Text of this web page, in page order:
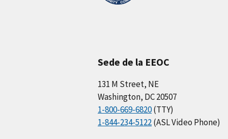
Sede de la EEOC
131 M Street, NE
Washington, DC 20507
1-800-669-6820(TTY)
1-844-234-5122(ASL Video Phone)